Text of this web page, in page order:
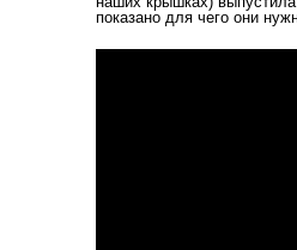
показано для чего они